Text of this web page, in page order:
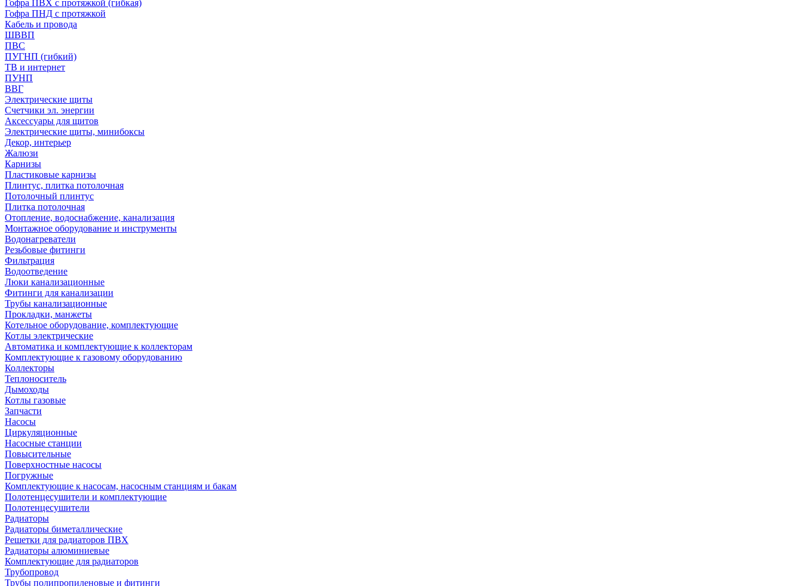
Гофра ПВХ с протяжкой (гибкая)
Гофра ПНД с протяжкой
Кабель и провода
ШВВП
ПВС
ПУГНП (гибкий)
ТВ и интернет
ПУНП
ВВГ
Электрические щиты
Счетчики эл. энергии
Аксессуары для щитов
Электрические щиты, минибоксы
Декор, интерьер
Жалюзи
Карнизы
Пластиковые карнизы
Плинтус, плитка потолочная
Потолочный плинтус
Плитка потолочная
Отопление, водоснабжение, канализация
Монтажное оборудование и инструменты
Водонагреватели
Резьбовые фитинги
Фильтрация
Водоотведение
Люки канализационные
Фитинги для канализации
Трубы канализационные
Прокладки, манжеты
Котельное оборудование, комплектующие
Котлы электрические
Автоматика и комплектующие к коллекторам
Комплектующие к газовому оборудованию
Коллекторы
Теплоноситель
Дымоходы
Котлы газовые
Запчасти
Насосы
Циркуляционные
Насосные станции
Повысительные
Поверхностные насосы
Погружные
Комплектующие к насосам, насосным станциям и бакам
Полотенцесушители и комплектующие
Полотенцесушители
Радиаторы
Радиаторы биметаллические
Решетки для радиаторов ПВХ
Радиаторы алюминиевые
Комплектующие для радиаторов
Трубопровод
Трубы полипропиленовые и фитинги